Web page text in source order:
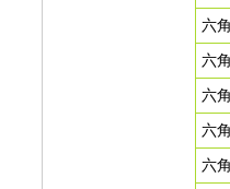
六
六
六
六
六